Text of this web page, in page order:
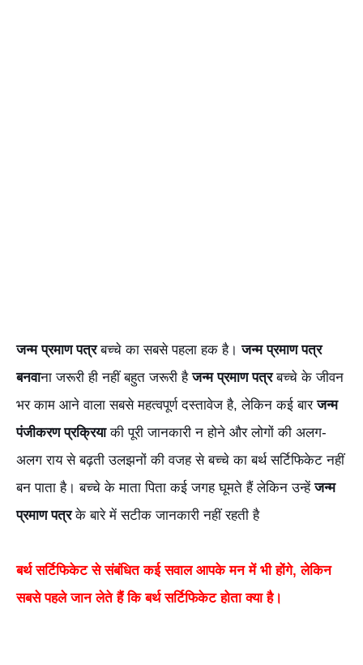
जन्म प्रमाण पत्रबच्चे का सबसे पहला हक है।जन्म प्रमाण पत्र
बनवाना जरूरी ही नहीं बहुत जरूरी हैजन्म प्रमाण पत्रबच्चे के जीवन
भर काम आने वाला सबसे महत्वपूर्ण दस्तावेज है, लेकिन कई बारजन्म
पंजीकरण प्रक्रियाकी पूरी जानकारी न होने और लोगों की अलग-
अलग राय से बढ़ती उलझनों की वजह से बच्चे का बर्थ सर्टिफिकेट नहीं
बन पाता है। बच्चे के माता पिता कई जगह घूमते हैं लेकिन उन्हेंजन्म
प्रमाण पत्रके बारे में सटीक जानकारी नहीं रहती है
बर्थ सर्टिफिकेट से संबंधित कई सवाल आपके मन में भी होंगे, लेकिन
सबसे पहले जान लेते हैं कि बर्थ सर्टिफिकेट होता क्या है।